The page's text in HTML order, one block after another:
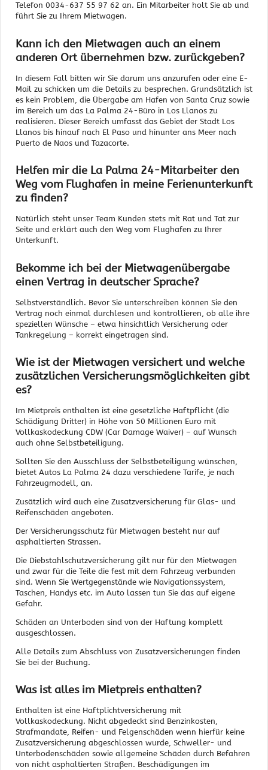
Telefon 0034-637 55 97 62 an. Ein Mitarbeiter holt Sie ab und
führt Sie zu Ihrem Mietwagen.
Kann ich den Mietwagen auch an einem
anderen Ort übernehmen bzw. zurückgeben?
In diesem Fall bitten wir Sie darum uns anzurufen oder eine E-
Mail zu schicken um die Details zu besprechen. Grundsätzlich ist
es kein Problem, die Übergabe am Hafen von Santa Cruz sowie
im Bereich um das La Palma 24-Büro in Los Llanos zu
realisieren. Dieser Bereich umfasst das Gebiet der Stadt Los
Llanos bis hinauf nach El Paso und hinunter ans Meer nach
Puerto de Naos und Tazacorte.
Helfen mir die La Palma 24-Mitarbeiter den
Weg vom Flughafen in meine Ferienunterkunft
zu finden?
Natürlich steht unser Team Kunden stets mit Rat und Tat zur
Seite und erklärt auch den Weg vom Flughafen zu Ihrer
Unterkunft.
Bekomme ich bei der Mietwagenübergabe
einen Vertrag in deutscher Sprache?
Selbstverständlich. Bevor Sie unterschreiben können Sie den
Vertrag noch einmal durchlesen und kontrollieren, ob alle ihre
speziellen Wünsche – etwa hinsichtlich Versicherung oder
Tankregelung – korrekt eingetragen sind.
Wie ist der Mietwagen versichert und welche
zusätzlichen Versicherungsmöglichkeiten gibt
es?
Im Mietpreis enthalten ist eine gesetzliche Haftpflicht (die
Schädigung Dritter) in Höhe von 50 Millionen Euro mit
Vollkaskodeckung CDW (Car Damage Waiver) – auf Wunsch
auch ohne Selbstbeteiligung.
Sollten Sie den Ausschluss der Selbstbeteiligung wünschen,
bietet Autos La Palma 24 dazu verschiedene Tarife, je nach
Fahrzeugmodell, an.
Zusätzlich wird auch eine Zusatzversicherung für Glas- und
Reifenschäden angeboten.
Der Versicherungsschutz für Mietwagen besteht nur auf
asphaltierten Strassen.
Die Diebstahlschutzversicherung gilt nur für den Mietwagen
und zwar für die Teile die fest mit dem Fahrzeug verbunden
sind. Wenn Sie Wertgegenstände wie Navigationssystem,
Taschen, Handys etc. im Auto lassen tun Sie das auf eigene
Gefahr.
Schäden an Unterboden sind von der Haftung komplett
ausgeschlossen.
Alle Details zum Abschluss von Zusatzversicherungen finden
Sie bei der Buchung.
Was ist alles im Mietpreis enthalten?
Enthalten ist eine Haftplichtversicherung mit
Vollkaskodeckung. Nicht abgedeckt sind Benzinkosten,
Strafmandate, Reifen- und Felgenschäden wenn hierfür keine
Zusatzversicherung abgeschlossen wurde, Schweller- und
Unterbodenschäden sowie allgemeine Schäden durch Befahren
von nicht asphaltierten Straßen. Beschädigungen im